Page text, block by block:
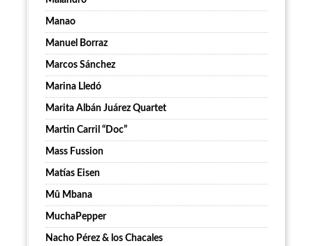
Manao
Manuel Borraz
Marcos Sánchez
Marina Lledó
Marita Albán Juárez Quartet
Martin Carril “Doc”
Mass Fussion
Matías Eisen
Mû Mbana
MuchaPepper
Nacho Pérez & los Chacales